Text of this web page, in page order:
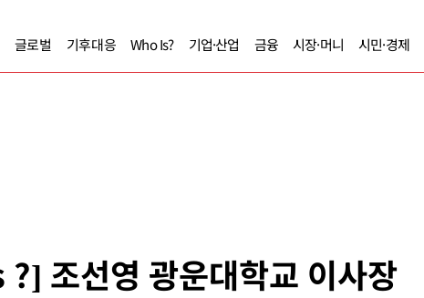
글로벌 기후대응 Who Is? 기업·산업 금융 시장·머니 시민·경제
조선영 광운대학교 이사장